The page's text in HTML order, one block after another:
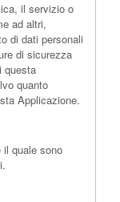
il servizio o
ad altri,
di dati personali
di sicurezza
questa
quanto
Applicazione.
il quale sono